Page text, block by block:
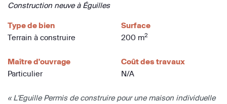
Construction neuve à Éguilles
Type de bien
Terrain à construire
Surface
200 m2
Maître d'ouvrage
Particulier
Coût des travaux
N/A
« L'Eguille Permis de construire pour une maison individuelle